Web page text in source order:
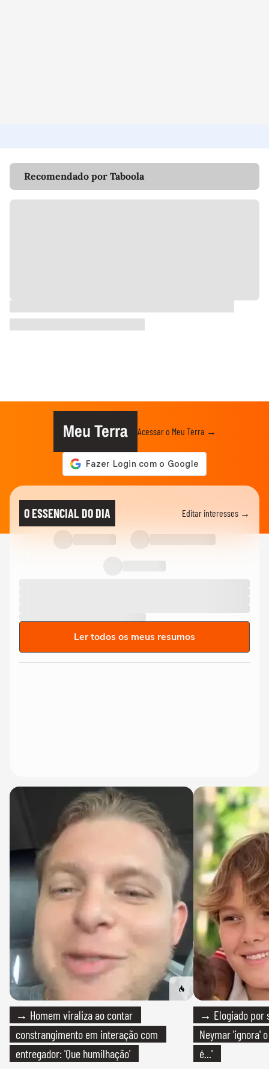
Recomendado por Taboola
Meu Terra Acessar o Meu Terra →
O ESSENCIAL DO DIA Editar interesses →
Ler todos os meus resumos
→ Homem viraliza ao contar
constrangimento em interação com
entregador: 'Que humilhação'
→ Elogiado por
Neymar 'ignora'
é...'